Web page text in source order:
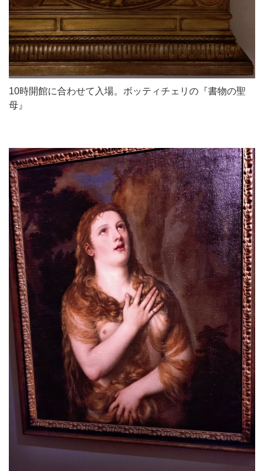
10時開館に合わせて入場。ボッティチェリの『書物の聖
母』